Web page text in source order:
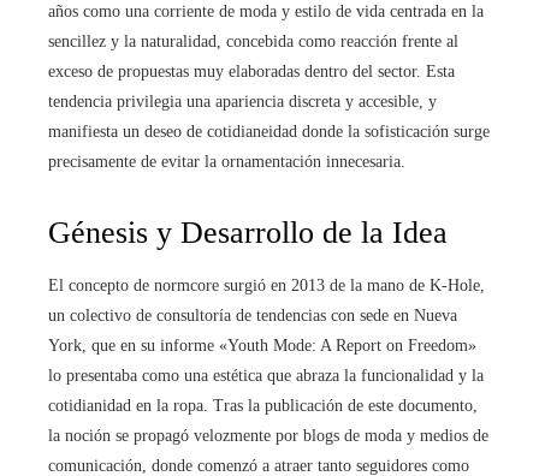
años como una corriente de moda y estilo de vida centrada en la
sencillez y la naturalidad, concebida como reacción frente al
exceso de propuestas muy elaboradas dentro del sector. Esta
tendencia privilegia una apariencia discreta y accesible, y
manifiesta un deseo de cotidianeidad donde la sofisticación surge
precisamente de evitar la ornamentación innecesaria.
Génesis y Desarrollo de la Idea
El concepto de normcore surgió en 2013 de la mano de K-Hole,
un colectivo de consultoría de tendencias con sede en Nueva
York, que en su informe «Youth Mode: A Report on Freedom»
lo presentaba como una estética que abraza la funcionalidad y la
cotidianidad en la ropa. Tras la publicación de este documento,
la noción se propagó velozmente por blogs de moda y medios de
comunicación, donde comenzó a atraer tanto seguidores como